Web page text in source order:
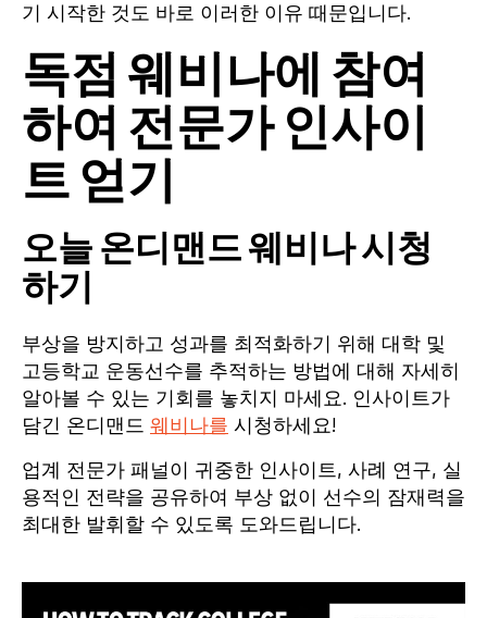
기 시작한 것도 바로 이러한 이유 때문입니다.
독점 웨비나에 참여
하여 전문가 인사이
트 얻기
오늘 온디맨드 웨비나 시청
하기
부상을 방지하고 성과를 최적화하기 위해 대학 및
고등학교 운동선수를 추적하는 방법에 대해 자세히
알아볼 수 있는 기회를 놓치지 마세요. 인사이트가
담긴 온디맨드 웨비나를 시청하세요!
업계 전문가 패널이 귀중한 인사이트, 사례 연구, 실
용적인 전략을 공유하여 부상 없이 선수의 잠재력을
최대한 발휘할 수 있도록 도와드립니다.